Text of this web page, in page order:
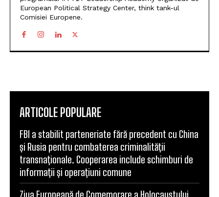
programului #TT27 Leadership Academy organizat de
European Political Strategy Center, think tank-ul
ARTICOLE POPULARE
FBI a stabilit parteneriate fără precedent cu China
și Rusia pentru combaterea criminalității
transnaționale. Cooperarea include schimburi de
informații și operațiuni comune